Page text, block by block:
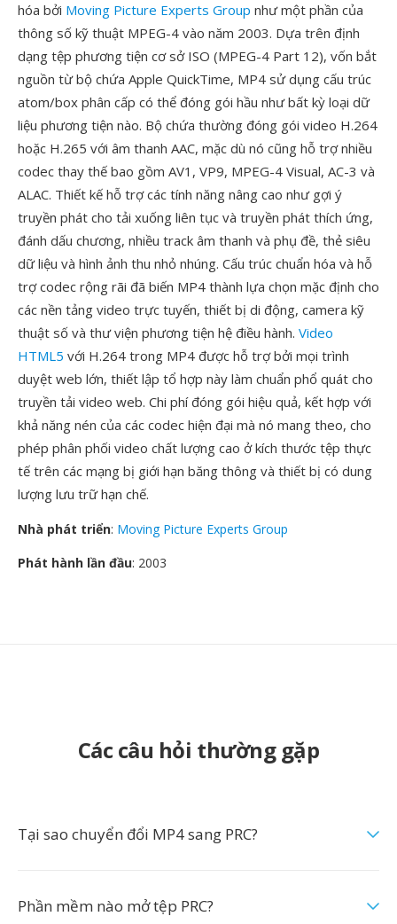
hóa bởi Moving Picture Experts Group như một phần của
thông số kỹ thuật MPEG-4 vào năm 2003. Dựa trên định
dạng tệp phương tiện cơ sở ISO (MPEG-4 Part 12), vốn bắt
nguồn từ bộ chứa Apple QuickTime, MP4 sử dụng cấu trúc
atom/box phân cấp có thể đóng gói hầu như bất kỳ loại dữ
liệu phương tiện nào. Bộ chứa thường đóng gói video H.264
hoặc H.265 với âm thanh AAC, mặc dù nó cũng hỗ trợ nhiều
codec thay thế bao gồm AV1, VP9, MPEG-4 Visual, AC-3 và
ALAC. Thiết kế hỗ trợ các tính năng nâng cao như gợi ý
truyền phát cho tải xuống liên tục và truyền phát thích ứng,
đánh dấu chương, nhiều track âm thanh và phụ đề, thẻ siêu
dữ liệu và hình ảnh thu nhỏ nhúng. Cấu trúc chuẩn hóa và hỗ
trợ codec rộng rãi đã biến MP4 thành lựa chọn mặc định cho
các nền tảng video trực tuyến, thiết bị di động, camera kỹ
thuật số và thư viện phương tiện hệ điều hành. Video
HTML5 với H.264 trong MP4 được hỗ trợ bởi mọi trình
duyệt web lớn, thiết lập tổ hợp này làm chuẩn phổ quát cho
truyền tải video web. Chi phí đóng gói hiệu quả, kết hợp với
khả năng nén của các codec hiện đại mà nó mang theo, cho
phép phân phối video chất lượng cao ở kích thước tệp thực
tế trên các mạng bị giới hạn băng thông và thiết bị có dung
lượng lưu trữ hạn chế.
Nhà phát triển: Moving Picture Experts Group
Phát hành lần đầu: 2003
Các câu hỏi thường gặp
Tại sao chuyển đổi MP4 sang PRC?
Phần mềm nào mở tệp PRC?